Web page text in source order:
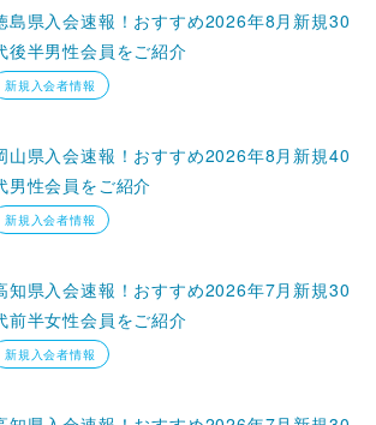
島県入会速報！おすすめ2026年8月新規30
後半男性会員をご紹介
新規入会者情報
山県入会速報！おすすめ2026年8月新規40
男性会員をご紹介
新規入会者情報
知県入会速報！おすすめ2026年7月新規30
前半女性会員をご紹介
新規入会者情報